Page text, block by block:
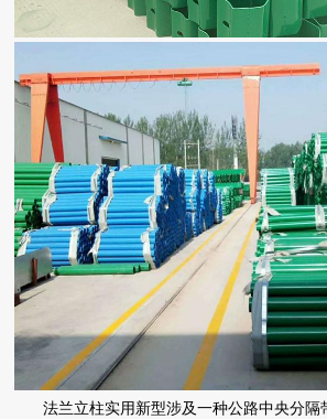
法兰立柱实用新型涉及一种公路中央分隔